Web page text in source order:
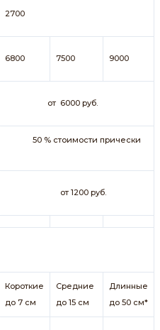
2700
6800 7500 9000
от 6000 руб.
50 % стоимости прически
от 1200 руб.
Короткие
до 7 см
Средние
до 15 см
Длинные
до 50 см*